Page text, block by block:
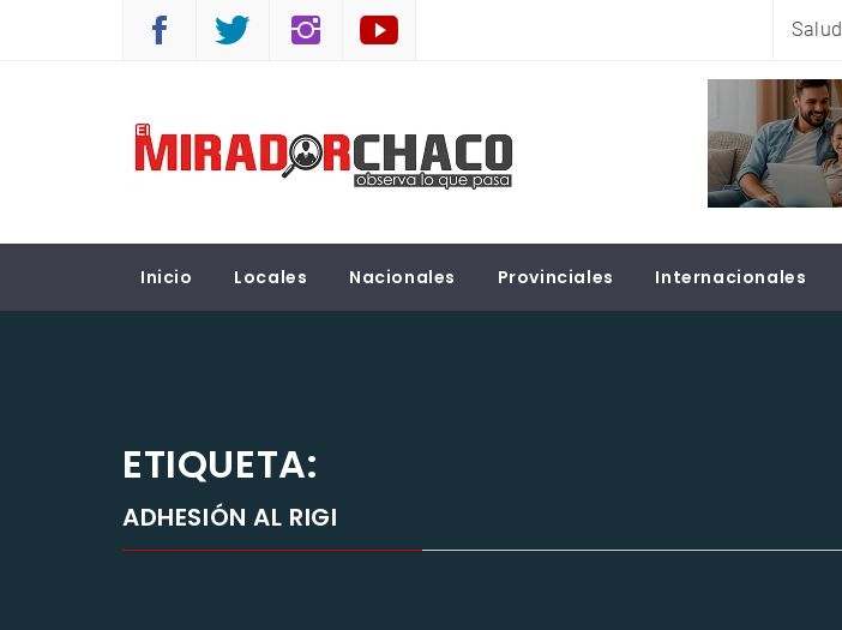
Salud
EL MIRADOR CHACO
Inicio Locales Nacionales Provinciales Internacionales
ETIQUETA:
ADHESIÓN AL RIGI